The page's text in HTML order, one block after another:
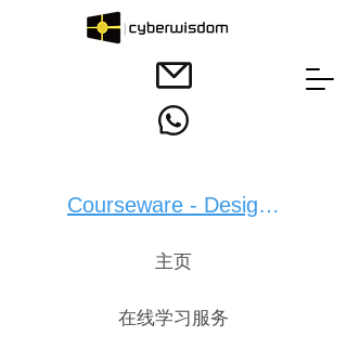
Courseware - Design：
主页
在线学习服务